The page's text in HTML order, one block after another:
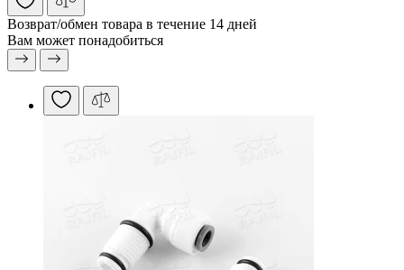
Возврат/обмен товара в течение 14 дней
Вам может понадобиться